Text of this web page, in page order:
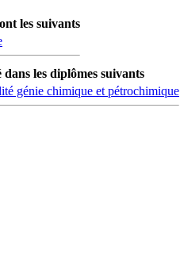
les suivants
les diplômes suivants
génie chimique et pétrochimique